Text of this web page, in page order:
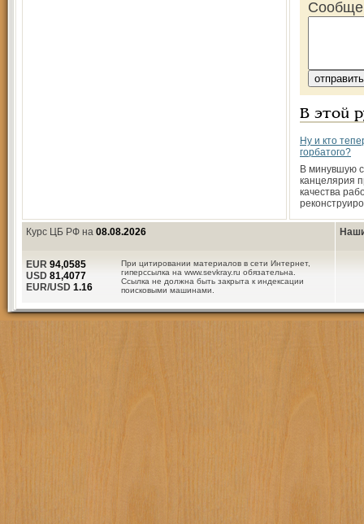
В этой
Ну и кто
горбатого?
В минувшую
канцелярия
качества
Курс ЦБ РФ на 08.08.2026
При цитировании материалов в сети Интернет,
гиперссылка на www.sevkray.ru обязательна.
Ссылка не должна быть закрыта к индексации
поисковыми машинами.
EUR 94,0585
USD 81,4077
EUR/USD 1.16